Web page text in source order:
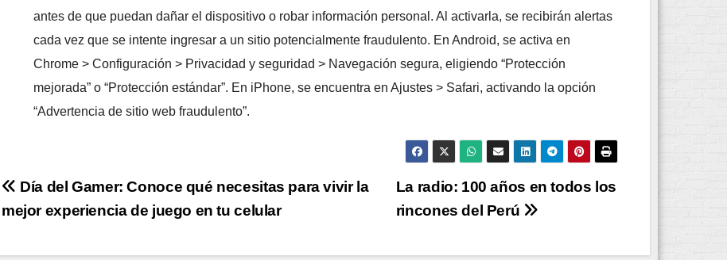
antes de que puedan dañar el dispositivo o robar información personal. Al activarla, se recibirán alertas
cada vez que se intente ingresar a un sitio potencialmente fraudulento. En Android, se activa en
Chrome > Configuración > Privacidad y seguridad > Navegación segura, eligiendo “Protección
mejorada” o “Protección estándar”. En iPhone, se encuentra en Ajustes > Safari, activando la opción
“Advertencia de sitio web fraudulento”.
Navegación
de
La radio: 100 años en todos los
rincones del Perú
Día del Gamer: Conoce qué necesitas para vivir la
mejor experiencia de juego en tu celular